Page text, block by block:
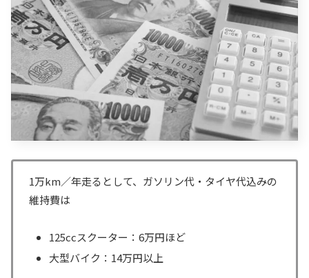
1万km／年走るとして、ガソリン代・タイヤ代込みの
維持費は
125ccスクーター：6万円ほど
大型バイク：14万円以上